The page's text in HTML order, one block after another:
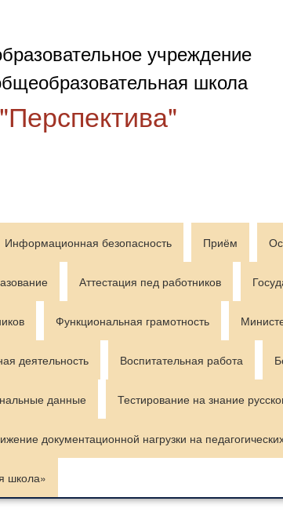
учреждение
школа
"Перспектива"
Информационная безопасность Приём
Аттестация пед работников
Функциональная грамотность
деятельность Воспитательная работа
данные Тестирование на знание
документационной нагрузки на
школа»